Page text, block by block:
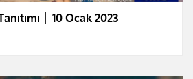
│ 10 Ocak 2023